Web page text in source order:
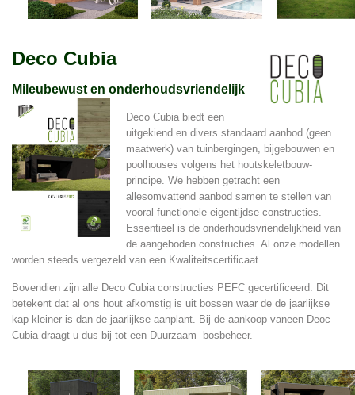
Deco Cubia
Mileubewust en onderhoudsvriendelijk
Deco Cubia biedt een
uitgekiend en divers standaard aanbod (geen
maatwerk) van tuinbergingen, bijgebouwen en
poolhouses volgens het houtskeletbouw-
principe. We hebben getracht een
allesomvattend aanbod samen te stellen van
vooral functionele eigentijdse constructies.
Essentieel is de onderhoudsvriendelijkheid van
de aangeboden constructies. Al onze modellen
worden steeds vergezeld van een Kwaliteitscertificaat
Bovendien zijn alle Deco Cubia constructies PEFC gecertificeerd. Dit
betekent dat al ons hout afkomstig is uit bossen waar de de jaarlijkse
kap kleiner is dan de jaarlijkse aanplant. Bij de aankoop vaneen Deoc
Cubia draagt u dus bij tot een Duurzaam bosbeheer.